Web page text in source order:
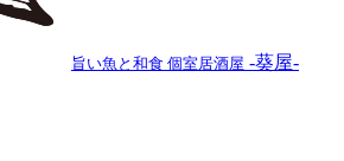
旨い魚と和食 個室居酒屋 -葵屋-